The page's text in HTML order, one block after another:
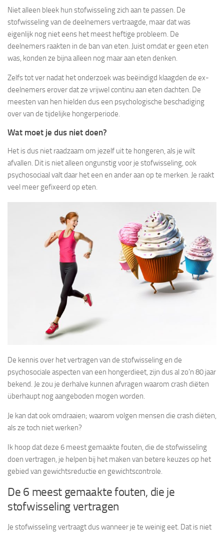
Niet alleen bleek hun stofwisseling zich aan te passen. De
stofwisseling van de deelnemers vertraagde, maar dat was
eigenlijk nog niet eens het meest heftige probleem. De
deelnemers raakten in de ban van eten. Juist omdat er geen eten
was, konden ze bijna alleen nog maar aan eten denken.
Zelfs tot ver nadat het onderzoek was beëindigd klaagden de ex-
deelnemers erover dat ze vrijwel continu aan eten dachten. De
meesten van hen hielden dus een psychologische beschadiging
over van de tijdelijke hongerperiode.
Wat moet je dus niet doen?
Het is dus niet raadzaam om jezelf uit te hongeren, als je wilt
afvallen. Dit is niet alleen ongunstig voor je stofwisseling, ook
psychosociaal valt daar het een en ander aan op te merken. Je raakt
veel meer gefixeerd op eten.
De kennis over het vertragen van de stofwisseling en de
psychosociale aspecten van een hongerdieet, zijn dus al zo’n 80 jaar
bekend. Je zou je derhalve kunnen afvragen waarom crash diëten
überhaupt nog aangeboden mogen worden.
Je kan dat ook omdraaien; waarom volgen mensen die crash diëten,
als ze toch niet werken?
Ik hoop dat deze 6 meest gemaakte fouten, die de stofwisseling
doen vertragen, je helpen bij het maken van betere keuzes op het
gebied van gewichtsreductie en gewichtscontrole.
De 6 meest gemaakte fouten, die je
stofwisseling vertragen
Je stofwisseling vertraagt dus wanneer je te weinig eet. Dat is niet